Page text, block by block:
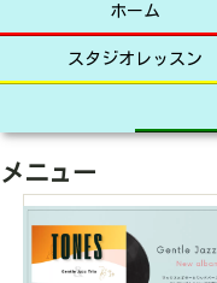
ホーム
スタジオレッスン
メニュー